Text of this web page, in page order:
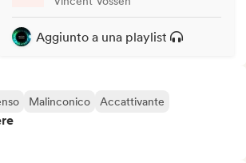
Aggiunto a una playlist
Malinconico Accattivante